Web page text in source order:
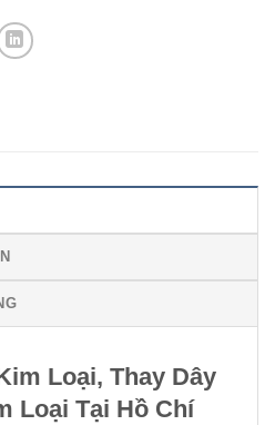
Loại, Thay Dây
Loại Tại Hồ Chí